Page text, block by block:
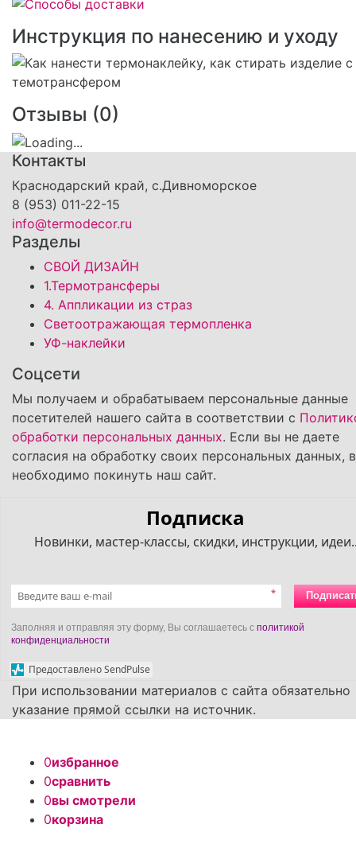
Инструкция по нанесению и уходу
Отзывы (0)
Контакты
Краснодарский край, с.Дивноморское
8 (953) 011-22-15
info@termodecor.ru
Разделы
СВОЙ ДИЗАЙН
1.Термотрансферы
4. Аппликации из страз
Светоотражающая термопленка
УФ-наклейки
Соцсети
Мы получаем и обрабатываем персональные данные
посетителей нашего сайта в соответствии с
обработки персональных данных. Если вы не даете
согласия на обработку своих персональных данных,
необходимо покинуть наш сайт.
Подписка
Новинки, мастер-классы, скидки, инструкции,
*
Заполняя и отправляя эту форму, Вы соглашаетесь с политикой
конфиденциальности
Предоставлено SendPulse
При использовании материалов с сайта обязательно
указание прямой ссылки на источник.
0избранное
0сравнить
0вы смотрели
0корзина